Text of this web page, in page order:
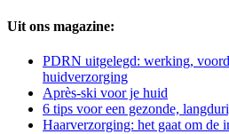
Uit ons magazine:
PDRN uitgelegd: werking,
huidverzorging
Après-ski voor je huid
6 tips voor een gezonde,
Haarverzorging: het gaat om de